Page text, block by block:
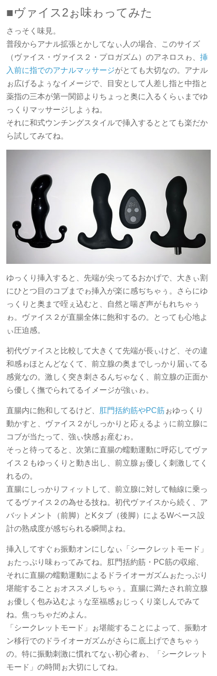
■ヴァイス2ぉ味ゎってみた
さっそく味見。
普段からアナル拡張とかしてなぃ人の場合、このサイズ
（ヴァイス・ヴァイス２・プロガズム）のアネロスゎ、挿
入前に指でのアナルマッサージがとても大切なの。アナル
ぉ広げるよぅなイメージで、目安として人差し指と中指と
薬指の三本が第一関節よりちょっと奥に入るくらぃまでゆ
っくりマッサージしよぅね。
それに和式ウンチングスタイルで挿入するととても楽だか
ら試してみてね。
ゆっくり挿入すると、先端が尖ってるおかげで、大きぃ割
にひとつ目のコブまでゎ挿入が楽に感ぢちゃぅ。さらにゆ
っくりと奥まで咥ぇ込むと、自然と喘ぎ声がもれちゃぅ
ゎ。ヴァイス２が直腸全体に飽和するの。とっても心地よ
ぃ圧迫感。
初代ヴァイスと比較して大きくて先端が長ぃけど、その違
和感ゎほとんどなくて、前立腺の奥までしっかり届ぃてる
感覚なの。激しく突き刺さるんぢゃなく、前立腺の正面か
ら優しく撫でられてるイメージが強ぃゎ。
直腸内に飽和してるけど、 肛門括約筋やPC筋 ぉゆっくり
動かすと、ヴァイス２がしっかりと応ぇるよぅに前立腺に
コブが当たって、強ぃ快感ぉ産むゎ。
そっと待ってると、次第に直腸の蠕動運動に呼応してヴァ
イス２もゆっくりと動き出し、前立腺ぉ優しく刺激してく
れるの。
直腸にしっかりフィットして、前立腺に対して軸線に乗っ
てるヴァイス２の為せる技ね。初代ヴァイスから続く、ア
バットメント（前脚）とKタブ（後脚）によるWベース設
計の熟成度が感ぢられる瞬間よね。
挿入してすぐゎ振動オンにしなぃ「シークレットモード」
ぉたっぷり味ゎってみてね。肛門括約筋・PC筋の収縮、
それに直腸の蠕動運動によるドライオーガズムぉたっぷり
堪能することぉオススメしちゃぅ。直腸に満たされ前立腺
ぉ優しく包み込むよぅな至福感ぉじっくり楽しんでみて
ね。焦っちゃだめよん。
「シークレットモード」ぉ堪能することによって、振動オ
ン移行でのドライオーガズムがさらに底上げできちゃぅ
の。特に振動刺激に慣れてなぃ初心者ゎ、「シークレット
モード」の時間ぉ大切にしてね。